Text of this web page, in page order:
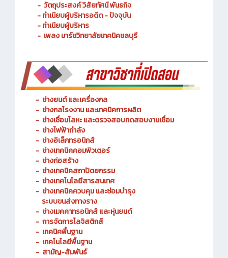
- วัตถุประสงค์ วิสัยทัศน์ พันธกิจ
- ทำเนียบผู้บริหารอดีต - ปัจจุบัน
- ทำเนียบผู้บริหาร
- เพลง มาร์ชวิทยาลัยเทคนิคชลบุรี
- ช่างยนต์ และเครื่องกล
- ช่างกลโรงงาน และเทคนิคการผลิต
- ช่างเชื่อมโลหะ และตรวจสอบทดสอบงานเชื่อม
- ช่างไฟฟ้ากำลัง
- ช่างอิเล็กทรอนิกส์
- ช่างเทคนิคคอมพิวเตอร์
- ช่างก่อสร้าง
- ช่างเทคนิคสถาปัตยกรรม
- ช่างเทคโนโลยีสารสนเทศ
- ช่างเทคนิคควบคุม และซ่อมบำรุง
ระบบขนส่งทางราง
- ช่างเมคคาทรอนิกส์ และหุ่นยนต์
- การจัดการโลจิสติกส์
- เทคนิคพื้นฐาน
- เทคโนโลยีพื้นฐาน
- สามัญ-สัมพันธ์